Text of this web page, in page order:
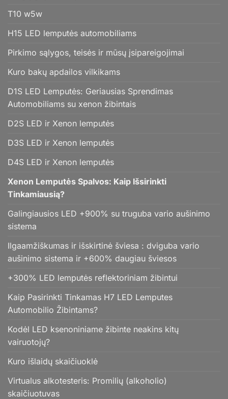
T10 w5w
H15 LED lemputės automobiliams
Pirkimo sąlygos, teisės ir mūsų įsipareigojimai
Kuro bakų apdailos vilkikams
D1S LED Lemputės: Geriausias Sprendimas
Automobiliams su xenon žibintais
D2S LED ir Xenon lemputės
D3S LED ir Xenon lemputės
D4S LED ir Xenon lemputės
Xenon Lemputės Spalvos: Kaip Išsirinkti
Tinkamiausią?
Galingiausios LED +900% su truguba vario aušinimo
sistema
Ilgaamžiškumas ir išskirtinė šviesa : dviguba vario
aušinimo sistema ir +600% daugiau šviesos
+300% LED lemputės reflektoriniam žibintui
Kaip Pasirinkti Tinkamas H7 LED Lemputes
Automobilio Žibintams?
Kodėl LED ksenoniniame žibinte neakins kitų
vairuotojų?
Kuro išlaidų skaičiuoklė
Virtualus alkotesteris: Promilių (alkoholio)
skaičiuotuvas